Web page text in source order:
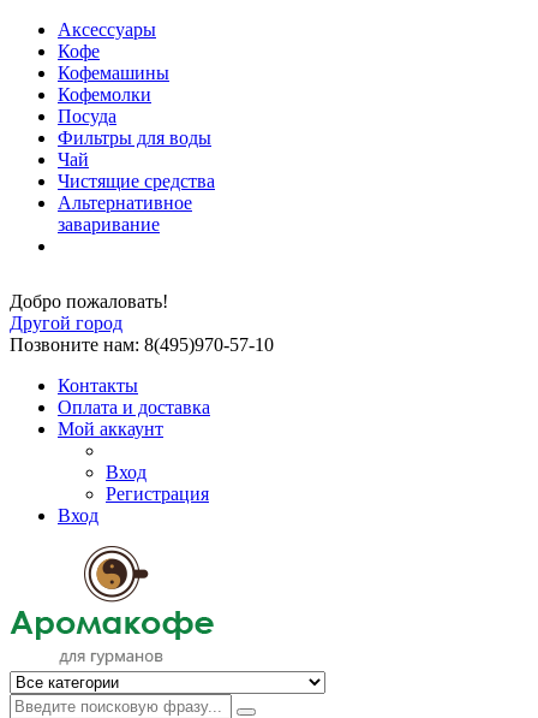
Аксессуары
Кофе
Кофемашины
Кофемолки
Посуда
Фильтры для воды
Чай
Чистящие средства
Альтернативное
заваривание
Добро пожаловать!
Другой город
Позвоните нам: 8(495)970-57-10
Контакты
Оплата и доставка
Мой аккаунт
Вход
Регистрация
Вход